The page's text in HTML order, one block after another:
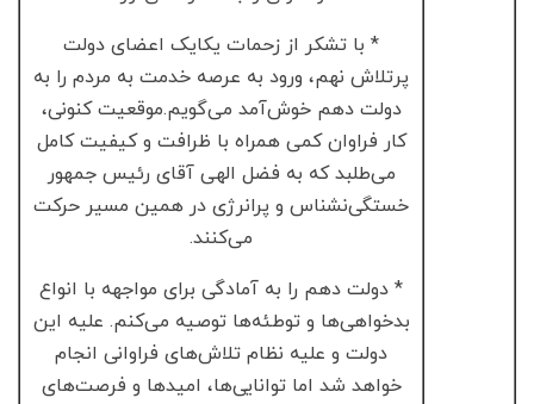
* با تشکر از زحمات یکایک اعضای دولت
پرتلاش نهم، ورود به عرصه خدمت به مردم را به
دولت دهم خوش‌آمد می‌گویم.موقعیت کنونی،
کار فراوان کمی همراه با ظرافت و کیفیت کامل
می‌طلبد که به فضل الهی آقای رئیس جمهور
خستگی‌نشناس و پرانرژی در همین مسیر حرکت
می‌کنند.
* دولت دهم را به آمادگی برای مواجهه با انواع
بدخواهی‌ها و توطئه‌ها توصیه می‌کنم. علیه این
دولت و علیه نظام تلاش‌های فراوانی انجام
خواهد شد اما توانایی‌ها، امیدها و فرصت‌های